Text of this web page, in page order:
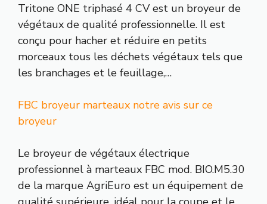
Tritone ONE triphasé 4 CV est un broyeur de
végétaux de qualité professionnelle. Il est
conçu pour hacher et réduire en petits
morceaux tous les déchets végétaux tels que
les branchages et le feuillage,…
FBC broyeur marteaux notre avis sur ce
broyeur
Le broyeur de végétaux électrique
professionnel à marteaux FBC mod. BIO.M5.30
de la marque AgriEuro est un équipement de